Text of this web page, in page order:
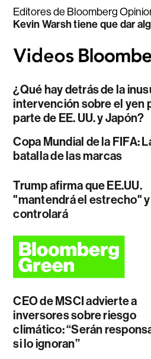
Editores de Bloomberg
Kevin Warsh tiene que dar
¿Qué hay detrás de la
intervención sobre el yen
parte de EE. UU. y Japón?
Copa Mundial de la FIFA:
batalla de las marcas
Trump afirma que EE.UU.
"mantendrá el estrecho"
controlará
CEO de MSCI advierte a
inversores sobre riesgo
climático: “Serán
si lo ignoran”